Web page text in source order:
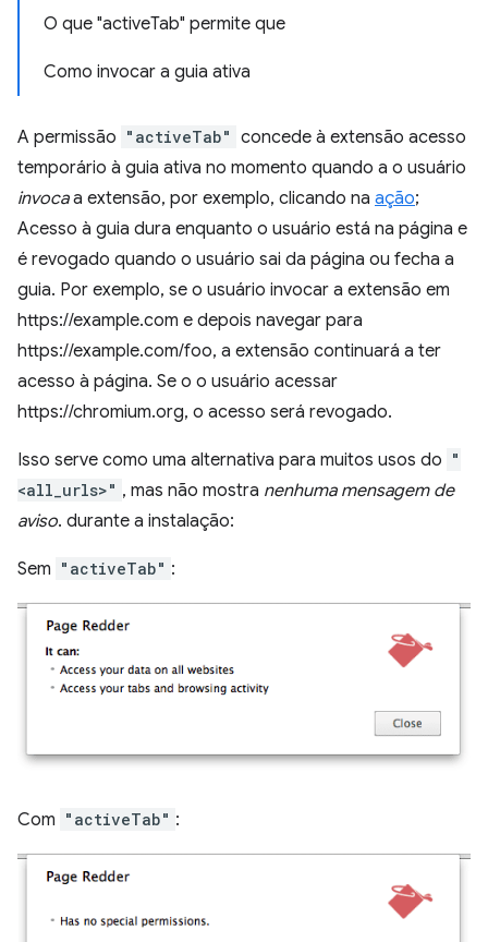
O que "activeTab" permite que
Como invocar a guia ativa
A permissão "activeTab" concede à extensão acesso
temporário à guia ativa no momento quando a o usuário
invocaa extensão, por exemplo, clicando na ação;
Acesso à guia dura enquanto o usuário está na página e
é revogado quando o usuário sai da página ou fecha a
guia. Por exemplo, se o usuário invocar a extensão em
https://example.com e depois navegar para
https://example.com/foo, a extensão continuará a ter
acesso à página. Se o o usuário acessar
https://chromium.org, o acesso será revogado.
Isso serve como uma alternativa para muitos usos do "
<all_urls>" , mas não mostra nenhuma mensagem de
aviso. durante a instalação:
Sem "activeTab" :
Com "activeTab" :